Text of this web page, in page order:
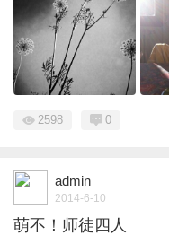
2598 0
admin
2014-6-10
萌不！师徒四人